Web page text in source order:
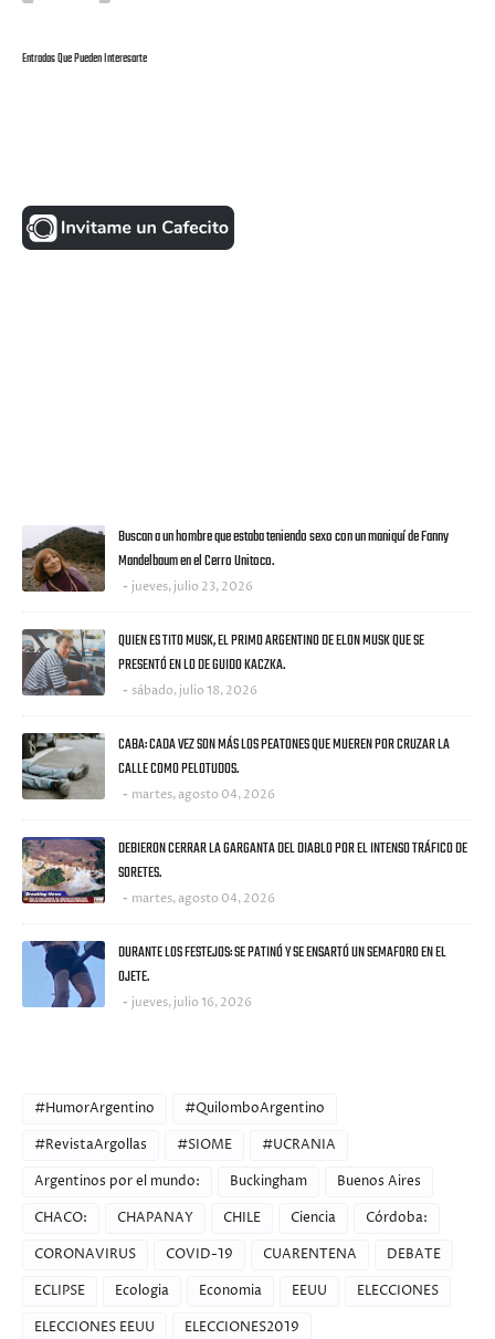
Entradas Que Pueden Interesarte
Buscan a un hombre que estaba teniendo sexo con un maniquí de Fanny
Mandelbaum en el Cerro Unitoco.
jueves, julio 23, 2026
QUIEN ES TITO MUSK, EL PRIMO ARGENTINO DE ELON MUSK QUE SE
PRESENTÓ EN LO DE GUIDO KACZKA.
sábado, julio 18, 2026
CABA: CADA VEZ SON MÁS LOS PEATONES QUE MUEREN POR CRUZAR LA
CALLE COMO PELOTUDOS.
martes, agosto 04, 2026
DEBIERON CERRAR LA GARGANTA DEL DIABLO POR EL INTENSO TRÁFICO DE
SORETES.
martes, agosto 04, 2026
DURANTE LOS FESTEJOS: SE PATINÓ Y SE ENSARTÓ UN SEMAFORO EN EL
OJETE.
jueves, julio 16, 2026
#HumorArgentino
#QuilomboArgentino
#RevistaArgollas
#SIOME
#UCRANIA
Argentinos por el mundo:
Buckingham
Buenos Aires
CHACO:
CHAPANAY CHILE Ciencia
Córdoba:
CORONAVIRUS
COVID-19 CUARENTENA
DEBATE
ECLIPSE
Ecologia Economia EEUU
ELECCIONES
ELECCIONES EEUU
ELECCIONES2019